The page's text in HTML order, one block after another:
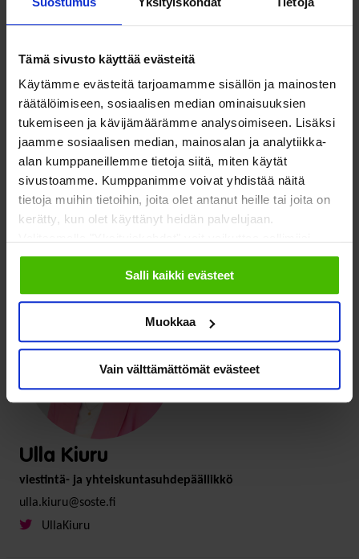
Tämä sivusto käyttää evästeitä
Käytämme evästeitä tarjoamamme sisällön ja mainosten
räätälöimiseen, sosiaalisen median ominaisuuksien
tukemiseen ja kävijämäärämme analysoimiseen. Lisäksi
jaamme sosiaalisen median, mainosalan ja analytiikka-
alan kumppaneillemme tietoja siitä, miten käytät
sivustoamme. Kumppanimme voivat yhdistää näitä
tietoja muihin tietoihin, joita olet antanut heille tai joita on
kerätty, kun olet käyttänyt heidän palvelujaan.
evästeisiin.
Salli kaikki evästeet
Muokkaa
Vain välttämättömät evästeet
vaikuttamistyöstään.
Tarvitsetko lisätietoja?
Avoimuusrekisteri.fi-sivulta löytyy kootusti tietoa
rekisteristä ja siihen liittyvästä laista
VTV myös opastaa ja kouluttaaavoimuusrekisteriin
Ulla Kiuru
viestintä- ja yhteiskuntasuhdepäällikkö
ulla.kiuru@soste.fi
UllaKiuru